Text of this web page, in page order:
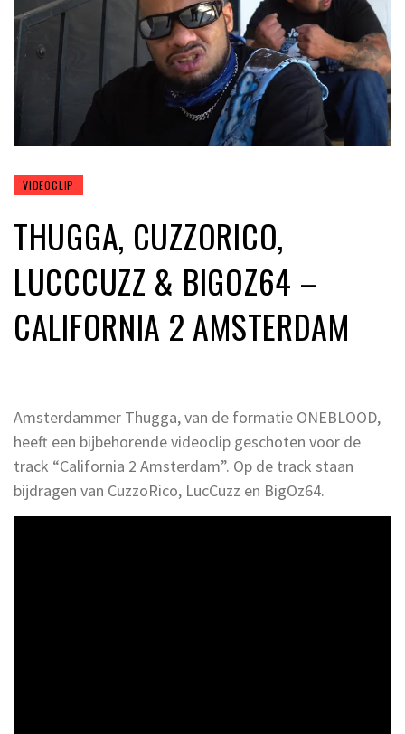
VIDEOCLIP
THUGGA, CUZZORICO,
LUCCCUZZ & BIGOZ64 –
CALIFORNIA 2 AMSTERDAM
Amsterdammer Thugga, van de formatie ONEBLOOD,
heeft een bijbehorende videoclip geschoten voor de
track “California 2 Amsterdam”. Op de track staan
bijdragen van CuzzoRico, LucCuzz en BigOz64.